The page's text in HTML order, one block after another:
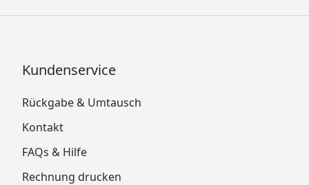
Kundenservice
Rückgabe & Umtausch
Kontakt
FAQs & Hilfe
Rechnung drucken